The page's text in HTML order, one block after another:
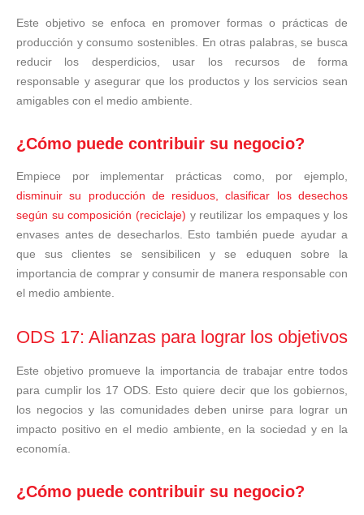
Este objetivo se enfoca en promover formas o prácticas de
producción y consumo sostenibles. En otras palabras, se busca
reducir los desperdicios, usar los recursos de forma
responsable y asegurar que los productos y los servicios sean
amigables con el medio ambiente.
¿Cómo puede contribuir su negocio?
Empiece por implementar prácticas como, por ejemplo,
disminuir su producción de residuos, clasificar los desechos
según su composición (reciclaje) y reutilizar los empaques y los
envases antes de desecharlos. Esto también puede ayudar a
que sus clientes se sensibilicen y se eduquen sobre la
importancia de comprar y consumir de manera responsable con
el medio ambiente.
ODS 17: Alianzas para lograr los objetivos
Este objetivo promueve la importancia de trabajar entre todos
para cumplir los 17 ODS. Esto quiere decir que los gobiernos,
los negocios y las comunidades deben unirse para lograr un
impacto positivo en el medio ambiente, en la sociedad y en la
economía.
¿Cómo puede contribuir su negocio?